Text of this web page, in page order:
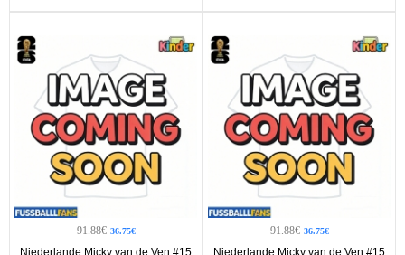
91.88€ 36.75€
Niederlande Micky van de Ven #15
91.88€ 36.75€
Niederlande Micky van de Ven #15